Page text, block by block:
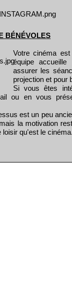
BÉNÉVOLES
Votre cinéma
équipe
assurer les
projection et pour
Si vous êtes
ou en vous
est un peu
la motivation
loisir qu'est le